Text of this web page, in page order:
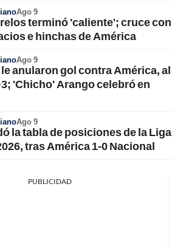
Ago 9
terminó 'caliente'; cruce con
e hinchas de América
Ago 9
anularon gol contra América, al
'Chicho' Arango celebró en
Ago 9
la tabla de posiciones de la Liga
tras América 1-0 Nacional
PUBLICIDAD